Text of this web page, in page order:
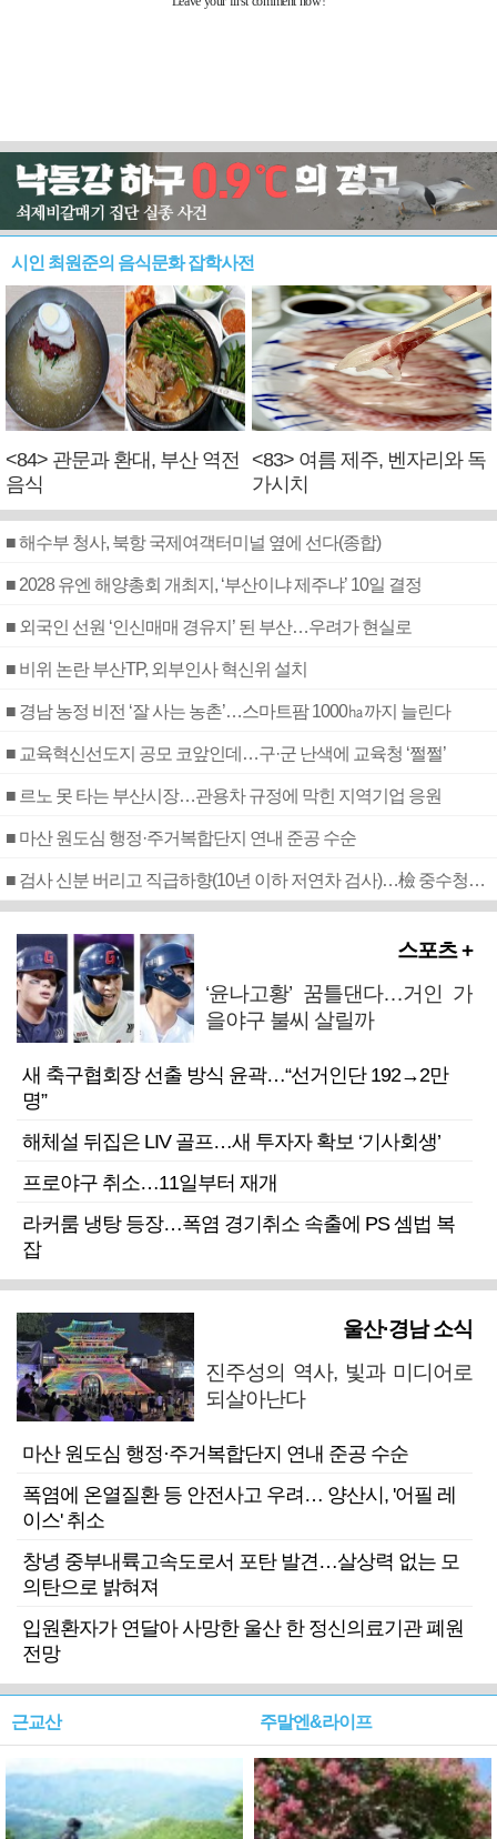
시인 최원준의 음식문화 잡학사전
<84> 관문과 환대, 부산 역전
음식
<83> 여름 제주, 벤자리와 독
가시치
■ 해수부 청사, 북항 국제여객터미널 옆에 선다(종합)
■ 2028 유엔 해양총회 개최지, ‘부산이냐 제주냐’ 10일 결정
■ 외국인 선원 ‘인신매매 경유지’ 된 부산…우려가 현실로
■ 비위 논란 부산TP, 외부인사 혁신위 설치
■ 경남 농정 비전 ‘잘 사는 농촌’…스마트팜 1000㏊까지 늘린다
■ 교육혁신선도지 공모 코앞인데…구·군 난색에 교육청 ‘쩔쩔’
■ 르노 못 타는 부산시장…관용차 규정에 막힌 지역기업 응원
■ 마산 원도심 행정·주거복합단지 연내 준공 수순
■ 검사 신분 버리고 직급하향(10년 이하 저연차 검사)…檢 중수청행 기피
스포츠 +
‘윤나고황’ 꿈틀댄다…거인 가
을야구 불씨 살릴까
새 축구협회장 선출 방식 윤곽…“선거인단 192→2만
명”
해체설 뒤집은 LIV 골프…새 투자자 확보 ‘기사회생’
프로야구 취소…11일부터 재개
라커룸 냉탕 등장…폭염 경기취소 속출에 PS 셈법 복
잡
울산·경남 소식
진주성의 역사, 빛과 미디어로
되살아난다
마산 원도심 행정·주거복합단지 연내 준공 수순
폭염에 온열질환 등 안전사고 우려… 양산시, '어필 레
이스' 취소
창녕 중부내륙고속도로서 포탄 발견…살상력 없는 모
의탄으로 밝혀져
입원환자가 연달아 사망한 울산 한 정신의료기관 폐원
전망
근교산 주말엔&라이프